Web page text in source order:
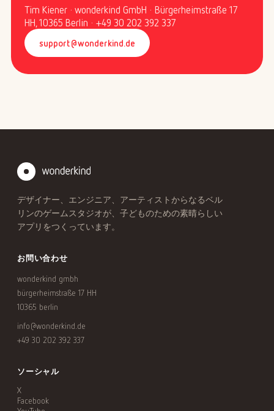
Tim Kiener · wonderkind GmbH · Bürgerheimstraße 17
HH, 10365 Berlin · +49 30 202 392 337
support@wonderkind.de
デザイナー、エンジニア、アーティストからなるベル
リンのゲームスタジオが、子どものための素晴らしい
アプリをつくっています。
お問い合わせ
wonderkind gmbh
bürgerheimstraße 17 HH
10365 berlin
info@wonderkind.de
+49 30 202 392 337
ソーシャル
X
Facebook